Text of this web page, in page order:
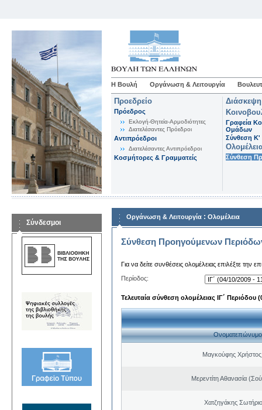
Η Βουλή Οργάνωση & Λειτουργία
Προεδρείο
Πρόεδρος
Εκλογή-Θητεία-Αρμοδιότητες
Διατελέσαντες Πρόεδροι
Αντιπρόεδροι
Διατελέσαντες Αντιπρόεδροι
Κοσμήτορες & Γραμματείς
Γραφεία
Ομάδων
Σύνθεση K'
Σύνθεση
Σύνδεσμοι
Οργάνωση & Λειτουργία : Ολομέλεια
Σύνθεση Προηγούμενων
Για να δείτε συνθέσεις ολομέλειας επιλέξτε την
Περίοδος:
Τελευταία σύνθεση ολομέλειας ΙΓ΄ Περιόδου
Ονοματεπώνυμο
Μαγκούφης Χρήστος
Μερεντίτη Αθανασία
Χατζηγάκης